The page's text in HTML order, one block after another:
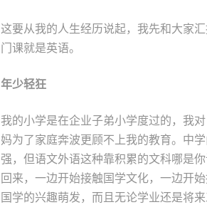
这要从我的人生经历说起，我先和大家
门课就是英语。
年少轻狂
我的小学是在企业子弟小学度过的，我
妈为了家庭奔波更顾不上我的教育。中
强，但语文外语这种靠积累的文科哪是
回来，一边开始接触国学文化，一边开
国学的兴趣萌发，而且无论学业还是将